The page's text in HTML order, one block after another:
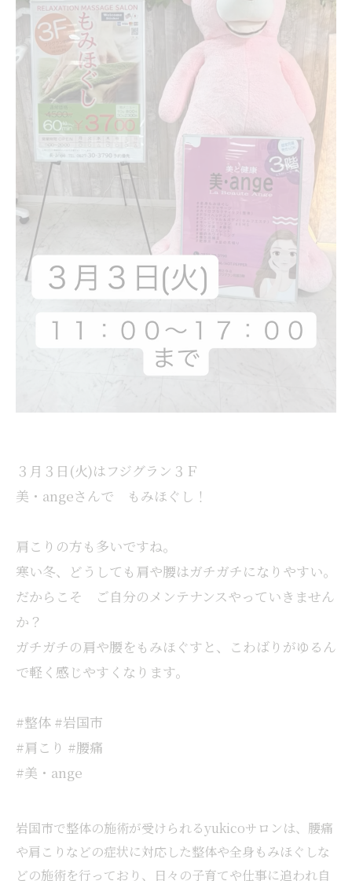
３月３日(火)はフジグラン３Ｆ
美・angeさんで もみほぐし！
肩こりの方も多いですね。
寒い冬、どうしても肩や腰はガチガチになりやすい。
だからこそ ご自分のメンテナンスやっていきません
か？
ガチガチの肩や腰をもみほぐすと、こわばりがゆるん
で軽く感じやすくなります。
#整体 #岩国市
#肩こり #腰痛
#美・ange
岩国市で整体の施術が受けられるyukicoサロンは、腰痛
や肩こりなどの症状に対応した整体や全身もみほぐしな
どの施術を行っており、日々の子育てや仕事に追われ自